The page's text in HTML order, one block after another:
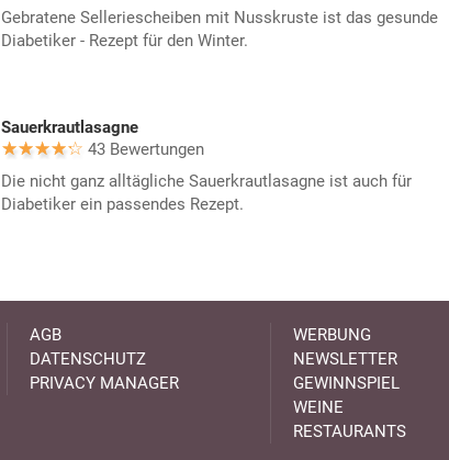
Gebratene Selleriescheiben mit Nusskruste ist das gesunde
Diabetiker - Rezept für den Winter.
Sauerkrautlasagne
43 Bewertungen
Die nicht ganz alltägliche Sauerkrautlasagne ist auch für
Diabetiker ein passendes Rezept.
AGB
DATENSCHUTZ
PRIVACY MANAGER
WERBUNG
NEWSLETTER
GEWINNSPIEL
WEINE
RESTAURANTS